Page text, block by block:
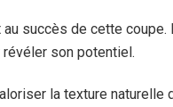
succès de cette
son potentiel.
la texture naturelle